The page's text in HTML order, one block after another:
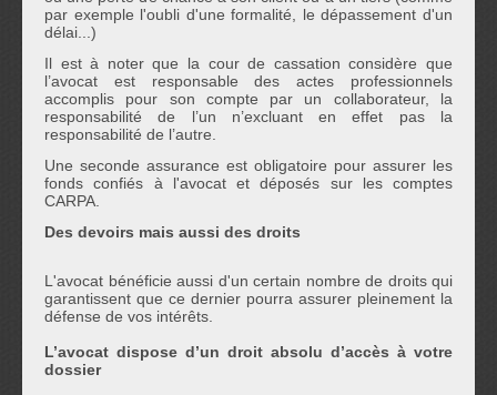
par exemple l'oubli d'une formalité, le dépassement d'un
délai...)
Il est à noter que la cour de cassation considère que
l’avocat est responsable des actes professionnels
accomplis pour son compte par un collaborateur, la
responsabilité de l’un n’excluant en effet pas la
responsabilité de l’autre.
Une seconde assurance est obligatoire pour assurer les
fonds confiés à l'avocat et déposés sur les comptes
CARPA.
Des devoirs mais aussi des droits
L'avocat bénéficie aussi d'un certain nombre de droits qui
garantissent que ce dernier pourra assurer pleinement la
défense de vos intérêts.
L’avocat dispose d’un droit absolu d’accès à votre
dossier